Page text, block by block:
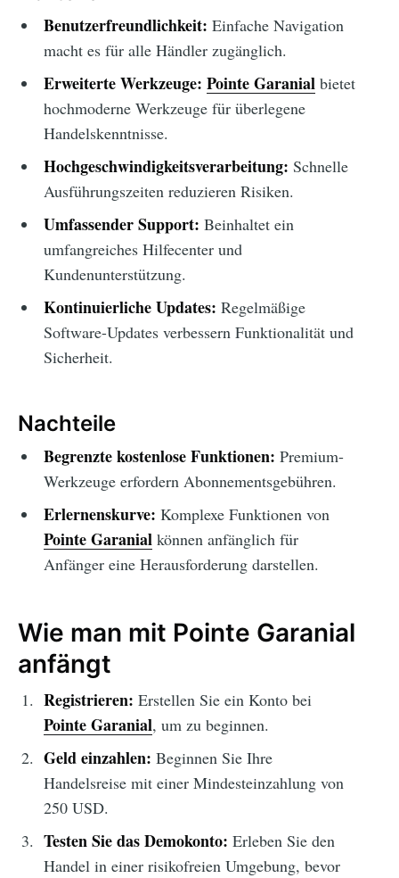
Benutzerfreundlichkeit: Einfache Navigation
macht es für alle Händler zugänglich.
Erweiterte Werkzeuge: Pointe Garanialbietet
hochmoderne Werkzeuge für überlegene
Handelskenntnisse.
Hochgeschwindigkeitsverarbeitung: Schnelle
Ausführungszeiten reduzieren Risiken.
Umfassender Support: Beinhaltet ein
umfangreiches Hilfecenter und
Kundenunterstützung.
Kontinuierliche Updates: Regelmäßige
Software-Updates verbessern Funktionalität und
Sicherheit.
Nachteile
Begrenzte kostenlose Funktionen: Premium-
Werkzeuge erfordern Abonnementsgebühren.
Erlernenskurve: Komplexe Funktionen von
Pointe Garanial können anfänglich für
Anfänger eine Herausforderung darstellen.
Wie man mit Pointe Garanial
anfängt
Registrieren: Erstellen Sie ein Konto bei
Pointe Garanial, um zu beginnen.
Geld einzahlen: Beginnen Sie Ihre
Handelsreise mit einer Mindesteinzahlung von
250 USD.
Testen Sie das Demokonto: Erleben Sie den
Handel in einer risikofreien Umgebung, bevor